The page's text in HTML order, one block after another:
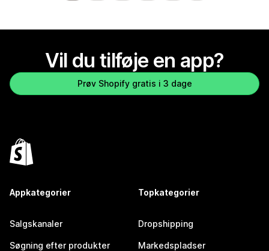
Vil du tilføje en app?
Prøv Shopify gratis i 3 dage
Appkategorier
Salgskanaler
Søgning efter produkter
Topkategorier
Dropshipping
Markedspladser